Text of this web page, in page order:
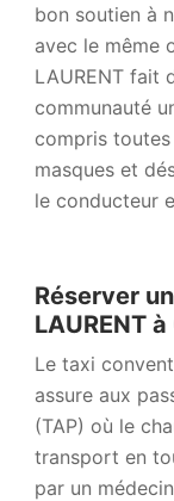
bon soutien à
avec le même
LAURENT fait
communauté
compris
masques et
le conducteur
Réserver
LAURENT
Le taxi
assure aux
(TAP) où le
transport en
par un